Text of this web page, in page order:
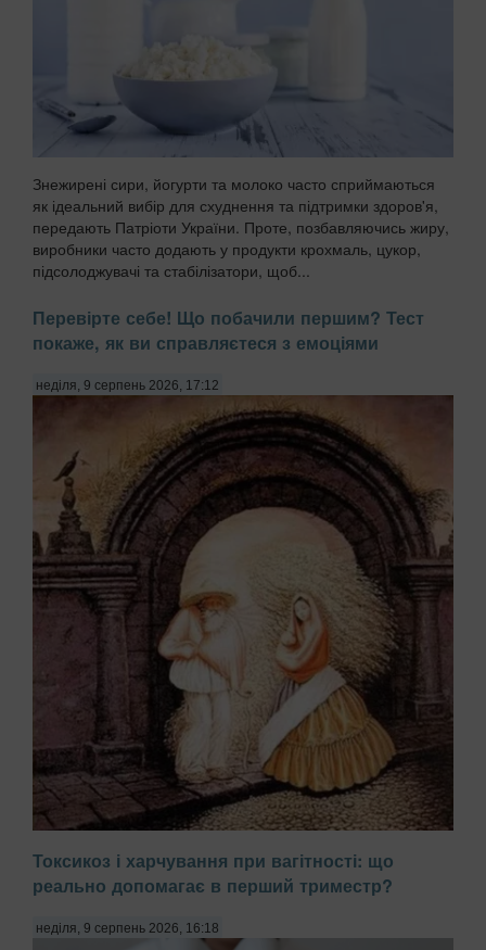
Знежирені сири, йогурти та молоко часто сприймаються
як ідеальний вибір для схуднення та підтримки здоров'я,
передають Патріоти України. Проте, позбавляючись жиру,
виробники часто додають у продукти крохмаль, цукор,
підсолоджувачі та стабілізатори, щоб...
Перевірте себе! Що побачили першим? Тест
покаже, як ви справляєтеся з емоціями
неділя, 9 серпень 2026, 17:12
Токсикоз і харчування при вагітності: що
реально допомагає в перший триместр?
неділя, 9 серпень 2026, 16:18